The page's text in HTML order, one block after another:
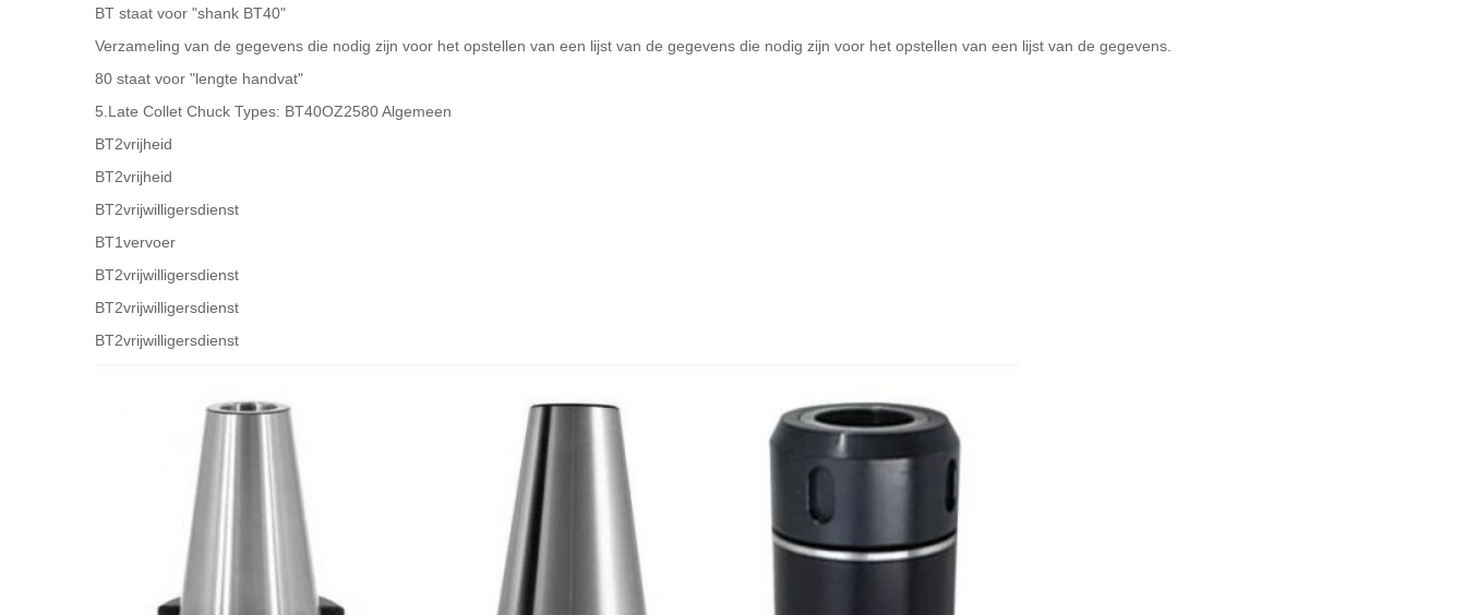
BT staat voor "shank BT40"
Verzameling van de gegevens die nodig zijn voor het opstellen van een lijst van de gegevens die nodig zijn voor het opstellen van een lijst van de gegevens.
80 staat voor "lengte handvat"
5.Late Collet Chuck Types: BT40OZ2580 Algemeen
BT2vrijheid
BT2vrijheid
BT2vrijwilligersdienst
BT1vervoer
BT2vrijwilligersdienst
BT2vrijwilligersdienst
BT2vrijwilligersdienst